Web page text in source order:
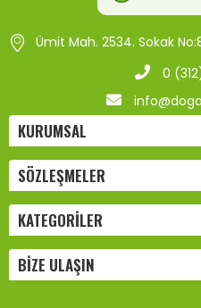
Ümit Mah. 2534. Sokak
0
KURUMSAL
SÖZLEŞMELER
KATEGORILER
BIZE ULAŞIN